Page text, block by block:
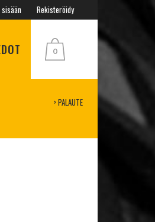
Rekisteröidy
0
>PALAUTE